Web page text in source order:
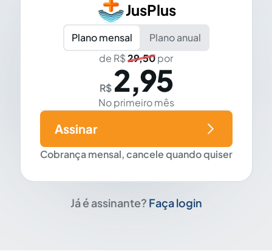
JusPlus
Plano mensal
Plano anual
de R$29,50por
R$ 2,95
No primeiro mês
Cobrança mensal, cancele quando quiser
Assinar
Já é assinante? Faça login